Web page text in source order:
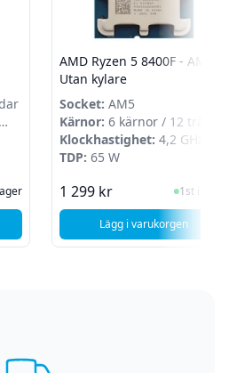
9850X3D
AMD Ryzen 5 8400F - AM5 -
Utan kylare
Socket: AM5
Kärnor: 6 kärnor / 12 trådar
Klockhastighet: 4,2 GHz
(4,7 GHz)
TDP: 65 W
1 299 kr I Lager
1st i lager
Lägg i varukorgen
, AMD Ryzen 5